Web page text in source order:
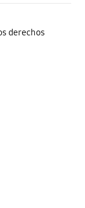
derechos